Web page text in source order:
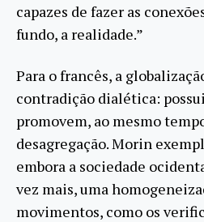
capazes de fazer as
fundo, a realidade.”
Para o francês, a
contradição dialética:
promovem, ao mesmo
desagregação. Morin
embora a sociedade
vez mais, uma
movimentos, como os